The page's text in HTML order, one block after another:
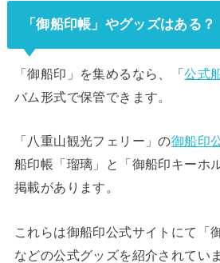
「御船印帳」やグッズはある？
「御船印」を集めるなら、「公式
バム形式で保管できます。
「八重山観光フェリー」の御船印
船印帳「瑠璃」と「御船印キーホ
掲載があります。
これらは御船印公式サイトにて「
などの公式グッズを紹介されてい